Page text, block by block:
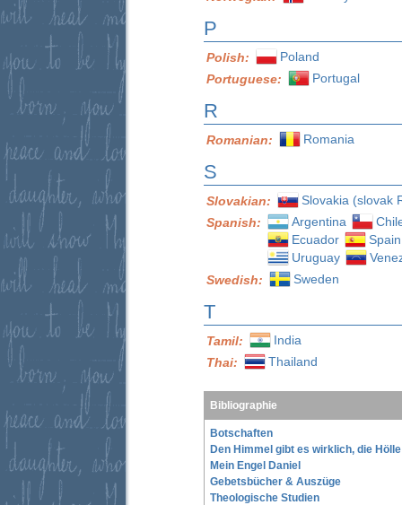
P
Polish:
Poland
Portuguese:
Portugal
R
Romanian: Romania
S
Slovakian:
Slovakia (slovak
Spanish:
Argentina
Ecuador
Spain
Uruguay
Swedish:
Sweden
T
Tamil:
India
Thai:
Thailand
Bibliographie
Botschaften
Den Himmel gibt es wirklich, die
Mein Engel Daniel
Gebetsbücher & Auszüge
Theologische Studien